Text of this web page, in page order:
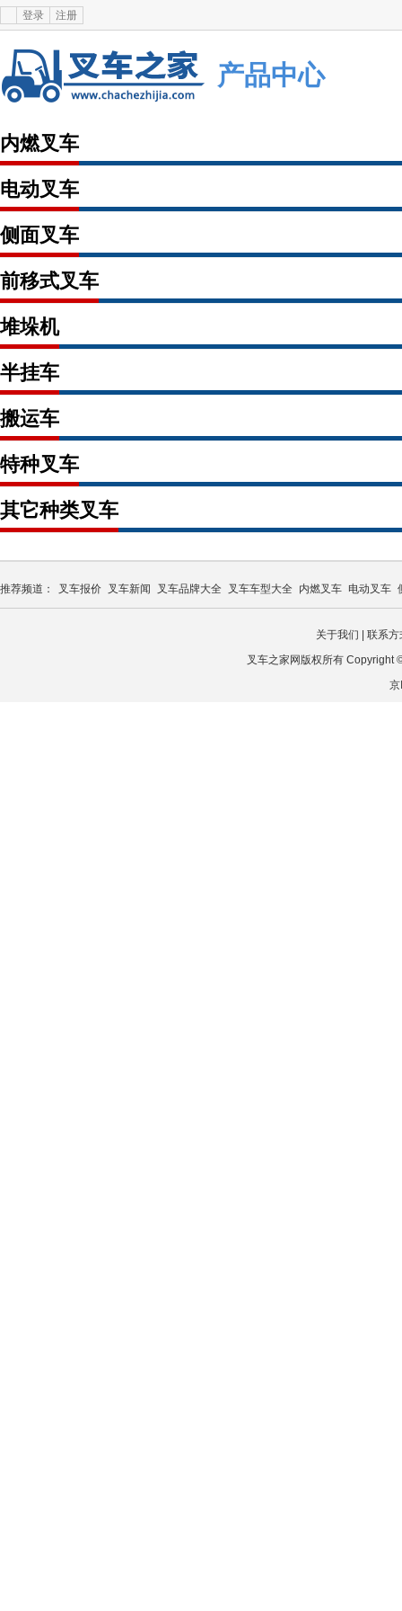
登录 注册
产品中心
内燃叉车
电动叉车
侧面叉车
前移式叉车
堆垛机
半挂车
搬运车
特种叉车
其它种类叉车
推荐频道： 叉车报价 叉车新闻 叉车品牌大全 叉车车型大全 内燃叉车 电动叉车
关于我们
联系方
叉车之家网版权所有 Copyright